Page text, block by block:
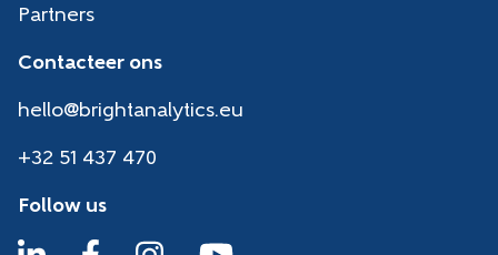
Partners
Contacteer ons
hello@brightanalytics.eu
+32 51 437 470
Follow us